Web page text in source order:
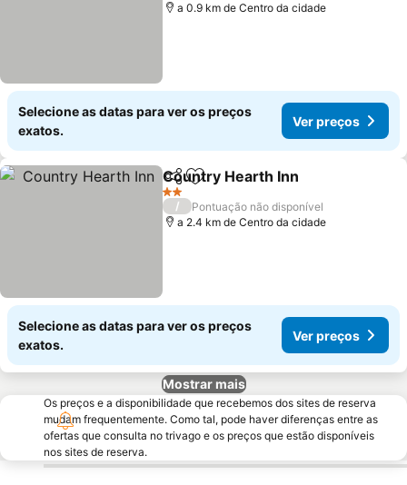
a 0.9 km de Centro da cidade
Selecione as datas para ver os preços
exatos.
Ver preços
PartilharAdicionar aos favoritos
Country Hearth Inn
2 Estrelas
/
Pontuação não disponível
a 2.4 km de Centro da cidade
Selecione as datas para ver os preços
exatos.
Ver preços
Mostrar mais
Os preços e a disponibilidade que recebemos dos sites de reserva
mudam frequentemente. Como tal, pode haver diferenças entre as
ofertas que consulta no trivago e os preços que estão disponíveis
nos sites de reserva.